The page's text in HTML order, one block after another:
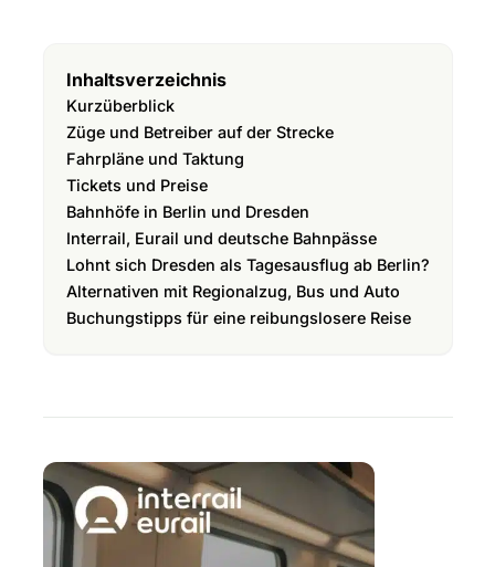
Inhaltsverzeichnis
Kurzüberblick
Züge und Betreiber auf der Strecke
Fahrpläne und Taktung
Tickets und Preise
Bahnhöfe in Berlin und Dresden
Interrail, Eurail und deutsche Bahnpässe
Lohnt sich Dresden als Tagesausflug ab Berlin?
Alternativen mit Regionalzug, Bus und Auto
Buchungstipps für eine reibungslosere Reise